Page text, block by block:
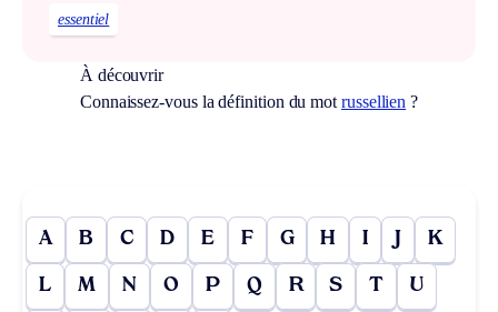
essentiel
À découvrir
Connaissez-vous la définition du mot russellien ?
A B C D E F G H I J K
L M N O P Q R S T U